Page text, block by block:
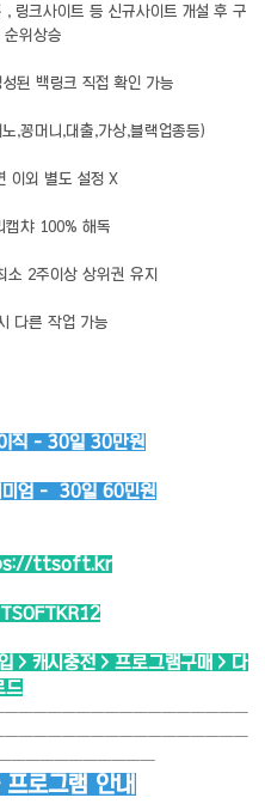
링크사이트 등 신규사이트 개설 후 구
순위상승
된 백링크 직접 확인 가능
,꽁머니,대출,가상,블랙업종등)
이외 별도 설정 X
캡챠 100% 해독
소 2주이상 상위권 유지
다른 작업 가능
직 - 30일 30만원
미엄 - 30일 60민원
ttsoft.kr
> 캐시충전 > 프로그램구매 > 다
드
로그램 안내